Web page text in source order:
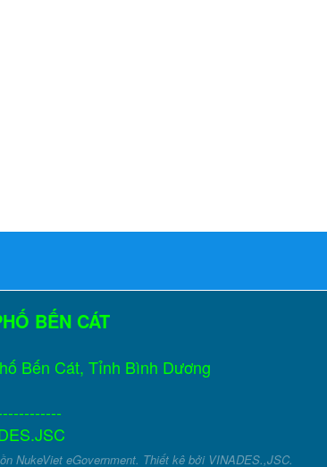
BẾN CÁT
Bến Cát, Tỉnh Bình Dương
NukeViet eGovernment. Thiết kê bởi VINADES.,JSC.